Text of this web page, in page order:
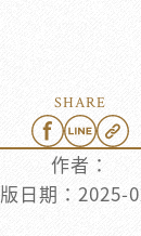
作者：
日期： 2025-
SHARE